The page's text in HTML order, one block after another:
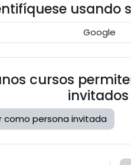
usando
Google
cursos
invitados
como persona invitada